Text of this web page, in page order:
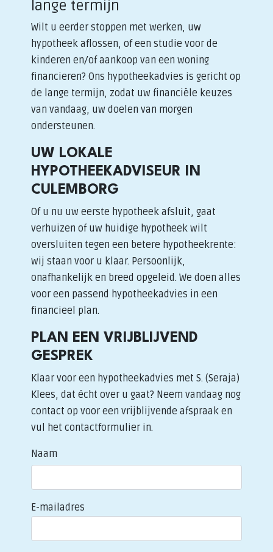
lange termijn
Wilt u eerder stoppen met werken, uw
hypotheek aflossen, of een studie voor de
kinderen en/of aankoop van een woning
financieren? Ons hypotheekadvies is gericht op
de lange termijn, zodat uw financiële keuzes
van vandaag, uw doelen van morgen
ondersteunen.
UW LOKALE
HYPOTHEEKADVISEUR IN
CULEMBORG
Of u nu uw eerste hypotheek afsluit, gaat
verhuizen of uw huidige hypotheek wilt
oversluiten tegen een betere hypotheekrente:
wij staan voor u klaar. Persoonlijk,
onafhankelijk en breed opgeleid. We doen alles
voor een passend hypotheekadvies in een
financieel plan.
PLAN EEN VRIJBLIJVEND
GESPREK
Klaar voor een hypotheekadvies met S. (Seraja)
Klees, dat écht over u gaat? Neem vandaag nog
contact op voor een vrijblijvende afspraak en
vul het contactformulier in.
Naam
E-mailadres